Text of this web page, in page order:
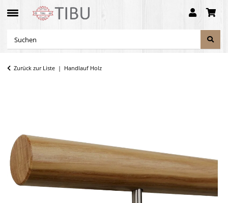
Zurück zur Liste Handlauf Holz